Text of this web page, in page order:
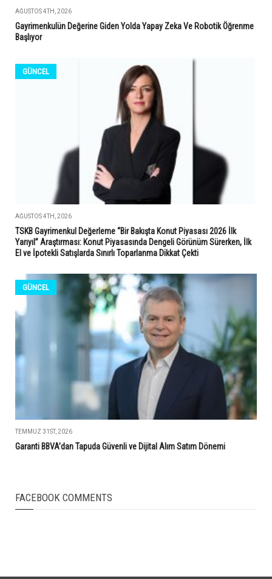
AĞUSTOS 4TH, 2026
Gayrimenkulün Değerine Giden Yolda Yapay Zeka Ve Robotik Öğrenme
Başlıyor
GÜNCEL
AĞUSTOS 4TH, 2026
TSKB Gayrimenkul Değerleme “Bir Bakışta Konut Piyasası 2026 İlk
Yarıyıl” Araştırması: Konut Piyasasında Dengeli Görünüm Sürerken, İlk
El ve İpotekli Satışlarda Sınırlı Toparlanma Dikkat Çekti
GÜNCEL
TEMMUZ 31ST, 2026
Garanti BBVA’dan Tapuda Güvenli ve Dijital Alım Satım Dönemi
FACEBOOK COMMENTS